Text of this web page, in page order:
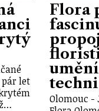
pár let
Flora
Olomouc -